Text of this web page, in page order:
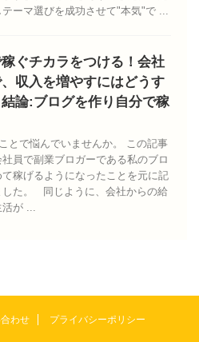
テーマ選びを成功させて"本気"で ...
ぐチカラをつける！会社
収入を増やすにはどうす
論:ブログを作り自分で稼
とで悩んでいませんか。 この記事
社員で副業ブロガーである私のブロ
て稼げるようになったことを元に記
した。 同じように、会社からの給
活が ...
わせ プライバシーポリシー